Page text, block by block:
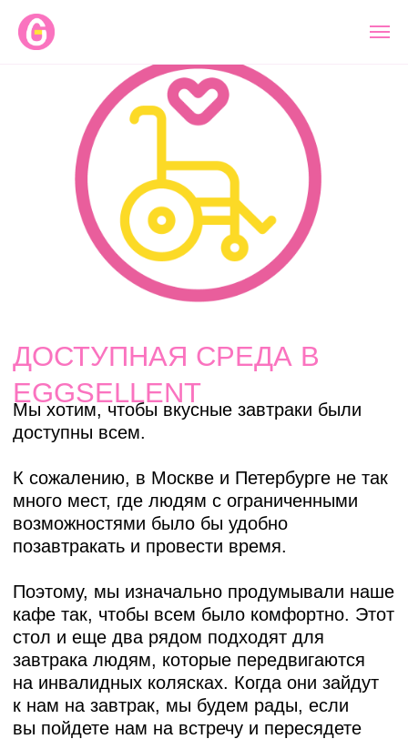
ДОСТУПНАЯ СРЕДА В
EGGSELLENT
Мы хотим, чтобы вкусные завтраки были
много мест, где людям с ограниченными
возможностями было бы удобно
позавтракать и провести время.
Поэтому, мы изначально продумывали наше
кафе так, чтобы всем было комфортно. Этот
завтрака людям, которые передвигаются
на инвалидных колясках. Когда они зайдут
к нам на завтрак, мы будем рады, если
вы пойдете нам на встречу и пересядете
за другой свободный стол в кафе, который
мы вам предложим, чтобы всем было
Спасибо! Здорово, что вместе мы можем
сделать мир чуть добрее.